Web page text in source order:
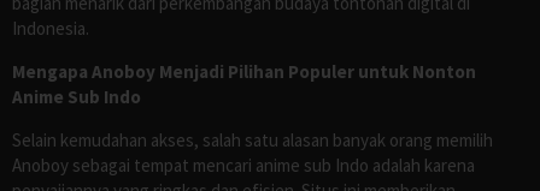
Indonesia.
Mengapa Anoboy Menjadi Pilihan Populer untuk Nonton
Anime Sub Indo
Selain kemudahan akses, salah satu alasan banyak orang memilih
Anoboy sebagai tempat mencari anime sub Indo adalah karena